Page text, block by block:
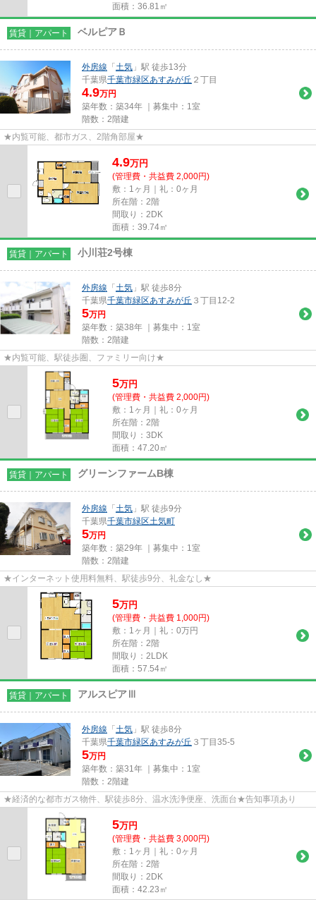
面積：36.81㎡
賃貸｜アパート ベルピアＢ
外房線 「 土気 」駅 徒歩13分
千葉県千葉市緑区あすみが丘 ２丁目
4.9万円
築年数：築34年 ｜募集中： 1室
階数：2階建
★内覧可能、都市ガス、2階角部屋★
4.9万円
(管理費・共益費 2,000円)
敷：1ヶ月｜礼：0ヶ月
所在階：2階
間取り：2DK
面積：39.74㎡
賃貸｜アパート 小川荘2号棟
外房線 「 土気 」駅 徒歩8分
千葉県千葉市緑区あすみが丘 ３丁目12-2
5万円
築年数：築38年 ｜募集中： 1室
階数：2階建
★内覧可能、駅徒歩圏、ファミリー向け★
5万円
(管理費・共益費 2,000円)
敷：1ヶ月｜礼：0ヶ月
所在階：2階
間取り：3DK
面積：47.20㎡
賃貸｜アパート グリーンファームB棟
外房線 「 土気 」駅 徒歩9分
千葉県千葉市緑区土気町
5万円
築年数：築29年 ｜募集中： 1室
階数：2階建
★インターネット使用料無料、駅徒歩9分、礼金なし★
5万円
(管理費・共益費 1,000円)
敷：1ヶ月｜礼：0万円
所在階：2階
間取り：2LDK
面積：57.54㎡
賃貸｜アパート アルスピアⅢ
外房線 「 土気 」駅 徒歩8分
千葉県千葉市緑区あすみが丘 ３丁目35-5
5万円
築年数：築31年 ｜募集中： 1室
階数：2階建
★経済的な都市ガス物件、駅徒歩8分、温水洗浄便座、洗面台★告知事項あり
5万円
(管理費・共益費 3,000円)
敷：1ヶ月｜礼：0ヶ月
所在階：2階
間取り：2DK
面積：42.23㎡